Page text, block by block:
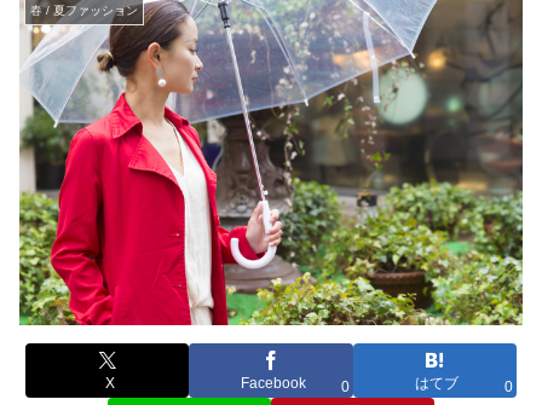
春 / 夏ファッション
X Facebook 0 はてブ 0